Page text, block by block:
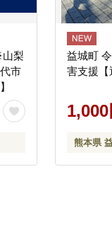
梨
市
益城町
害支援【
1,000
熊本県